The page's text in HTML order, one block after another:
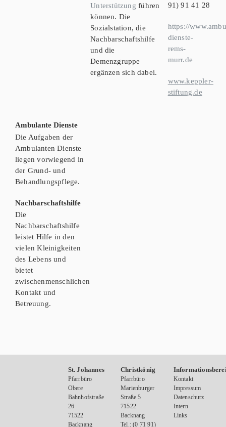
Unterstützung führen
können. Die
Sozialstation, die
Nachbarschaftshilfe
und die
Demenzgruppe
ergänzen sich dabei.
Ambulante Dienste
Die Aufgaben der
Ambulanten Dienste
liegen vorwiegend in
der Grund- und
Behandlungspflege.
Nachbarschaftshilfe
Die
Nachbarschaftshilfe
leistet Hilfe in den
vielen Kleinigkeiten
des Lebens und
bietet
zwischenmenschlichen
Kontakt und
Betreuung.
91) 91 41 28
https://
dienste-
rems-
murr.de
www.keppler-
stiftung.de
St. Johannes
Pfarrbüro
Obere
Bahnhofstraße
26
71522
Backnang
Christkönig
Pfarrbüro
Marienburger
Straße 5
71522
Backnang
Tel.: (0 71 91)
Kontakt
Impressum
Datenschutz
Intern
Links